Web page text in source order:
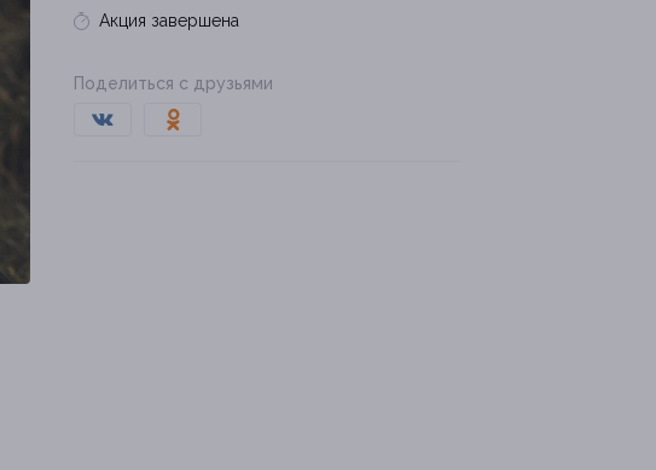
Акция завершена
Поделиться с друзьями